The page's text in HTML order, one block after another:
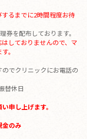
るまでに2時間程度お待
を配布しております。
しておりませんので、マ
。
でクリニックにお電話の
替休日
申し上げます。
金のみ